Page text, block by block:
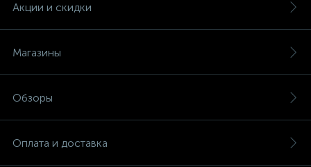
Акции и скидки
Магазины
Обзоры
Оплата и доставка